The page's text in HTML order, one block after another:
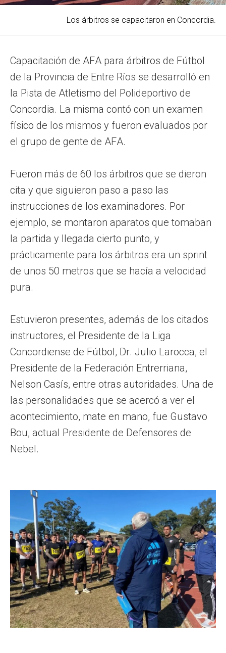
Los árbitros se capacitaron en Concordia.
Capacitación de AFA para árbitros de Fútbol
de la Provincia de Entre Ríos se desarrolló en
la Pista de Atletismo del Polideportivo de
Concordia. La misma contó con un examen
físico de los mismos y fueron evaluados por
el grupo de gente de AFA.
Fueron más de 60 los árbitros que se dieron
cita y que siguieron paso a paso las
instrucciones de los examinadores. Por
ejemplo, se montaron aparatos que tomaban
la partida y llegada cierto punto, y
prácticamente para los árbitros era un sprint
de unos 50 metros que se hacía a velocidad
pura.
Estuvieron presentes, además de los citados
instructores, el Presidente de la Liga
Concordiense de Fútbol, Dr. Julio Larocca, el
Presidente de la Federación Entrerriana,
Nelson Casís, entre otras autoridades. Una de
las personalidades que se acercó a ver el
acontecimiento, mate en mano, fue Gustavo
Bou, actual Presidente de Defensores de
Nebel.